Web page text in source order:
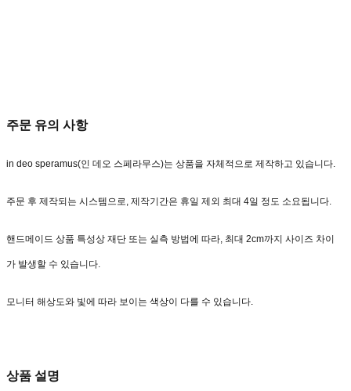
주문 유의 사항
in deo speramus(인 데오 스페라무스)는 상품을 자체적으로 제작하고 있습니다.
주문 후 제작되는 시스템으로, 제작기간은 휴일 제외 최대 4일 정도 소요됩니다.
핸드메이드 상품 특성상 재단 또는 실측 방법에 따라, 최대 2cm까지 사이즈 차이
가 발생할 수 있습니다.
모니터 해상도와 빛에 따라 보이는 색상이 다를 수 있습니다.
상품 설명